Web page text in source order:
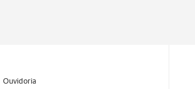
Ouvidoria